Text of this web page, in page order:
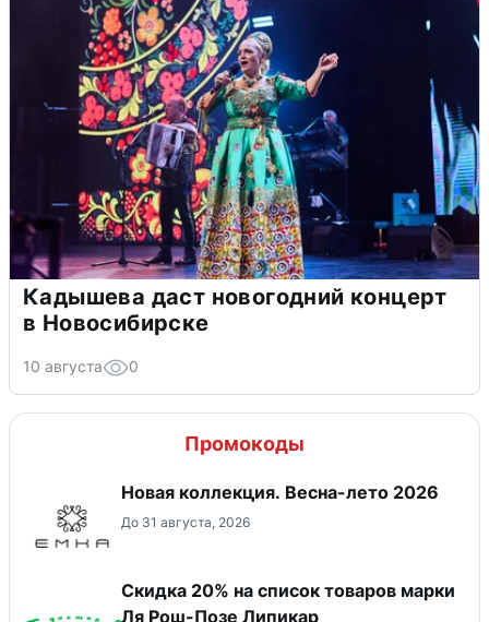
Кадышева даст новогодний концерт
в Новосибирске
10 августа 0
Промокоды
Новая коллекция. Весна-лето 2026
До 31 августа, 2026
Скидка 20% на список товаров марки
Ля Рош-Позе Липикар